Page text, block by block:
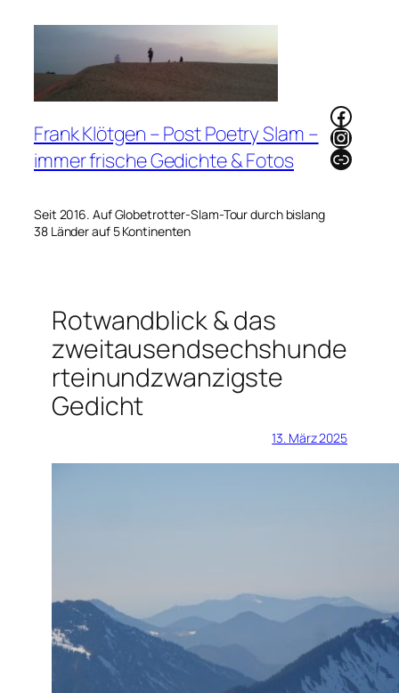
Frank Klötgen – Post Poetry Slam –
immer frische Gedichte & Fotos
Seit 2016. Auf Globetrotter-Slam-Tour durch bislang
38 Länder auf 5 Kontinenten
Link
Rotwandblick & das
zweitausendsechshunde
rteinundzwanzigste
Gedicht
13. März 2025